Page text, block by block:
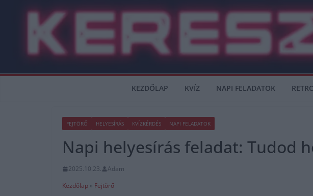
KEZDŐLAP KVÍZ NAPI FELADATOK
FEJTÖRŐ HELYESÍRÁS KVÍZKÉRDÉS NAPI FELADATOK
Napi helyesírás feladat: Tudod
2025.10.23.
Adam
Kezdőlap » Fejtörő